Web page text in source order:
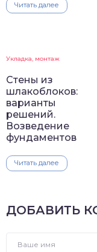
Читать далее
Укладка, монтаж
Стены из
шлакоблоков:
варианты
решений.
Возведение
фундаментов
Читать далее
ДОБАВИТЬ